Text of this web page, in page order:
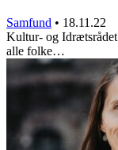
Samfund • 18.11.22
Kultur- og
alle folke…